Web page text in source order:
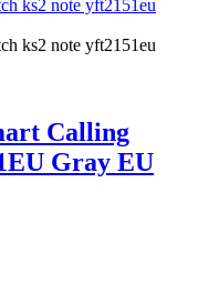
Calling
Gray EU